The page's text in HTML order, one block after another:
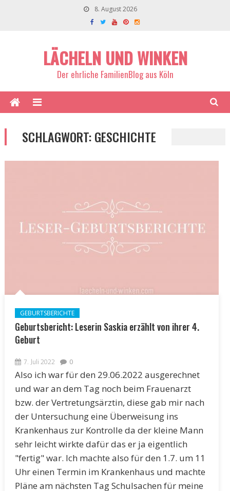
8. August 2026
LÄCHELN UND WINKEN
Der ehrliche FamilienBlog aus Köln
SCHLAGWORT:GESCHICHTE
GEBURTSBERICHTE
Geburtsbericht: Leserin Saskia erzählt von ihrer 4.
Geburt
7. Juli 2022 0
Also ich war für den 29.06.2022 ausgerechnet
und war an dem Tag noch beim Frauenarzt
bzw. der Vertretungsärztin, diese gab mir nach
der Untersuchung eine Überweisung ins
Krankenhaus zur Kontrolle da der kleine Mann
sehr leicht wirkte dafür das er ja eigentlich
"fertig" war. Ich machte also für den 1.7. um 11
Uhr einen Termin im Krankenhaus und machte
Pläne am nächsten Tag Schulsachen für meine